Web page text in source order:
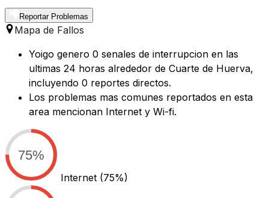
Reportar Problemas
Mapa de Fallos
Yoigo genero 0 senales de interrupcion en las
ultimas 24 horas alrededor de Cuarte de Huerva,
incluyendo 0 reportes directos.
Los problemas mas comunes reportados en esta
area mencionan Internet y Wi-fi.
75%
Internet (75%)